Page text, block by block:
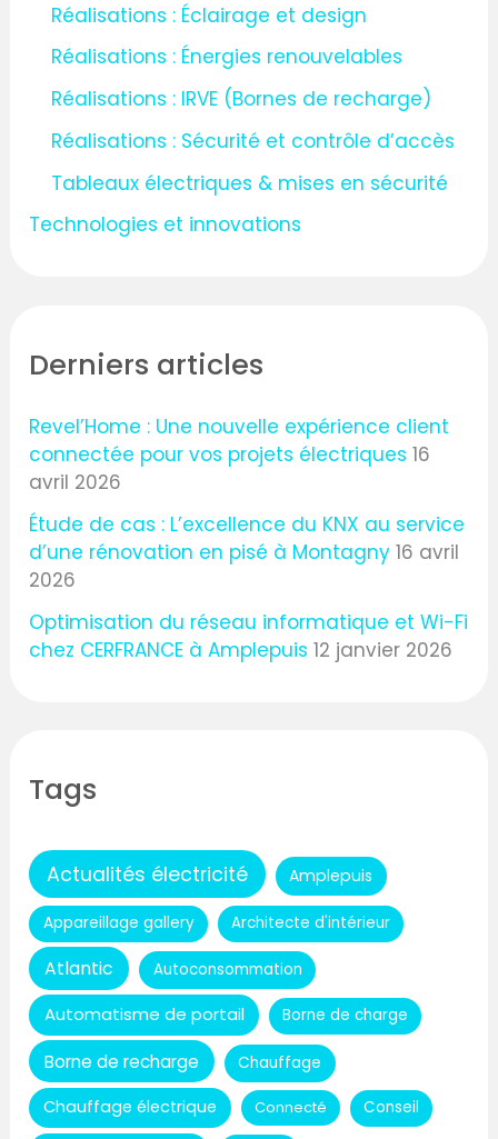
Réalisations : Éclairage et design
Réalisations : Énergies renouvelables
Réalisations : IRVE (Bornes de recharge)
Réalisations : Sécurité et contrôle d’accès
Tableaux électriques & mises en sécurité
Technologies et innovations
Derniers articles
Revel’Home : Une nouvelle expérience client
connectée pour vos projets électriques 16
avril 2026
Étude de cas : L’excellence du KNX au service
d’une rénovation en pisé à Montagny 16 avril
2026
Optimisation du réseau informatique et Wi-Fi
chez CERFRANCE à Amplepuis 12 janvier 2026
Tags
Actualités électricité Amplepuis
Appareillage gallery Architecte d'intérieur
Atlantic Autoconsommation
Automatisme de portail Borne de charge
Borne de recharge Chauffage
Chauffage électrique Connecté Conseil